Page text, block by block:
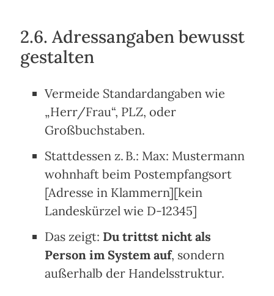
2.6. Adressangaben bewusst
gestalten
Vermeide Standardangaben wie
„Herr/Frau“, PLZ, oder
Großbuchstaben.
Stattdessen z. B.: Max: Mustermann
wohnhaft beim Postempfangsort
[Adresse in Klammern][kein
Landeskürzel wie D-12345]
Das zeigt: Du trittst nicht als
Person im System auf, sondern
außerhalb der Handelsstruktur.